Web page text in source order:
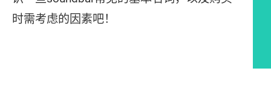
时需考虑的因素吧！